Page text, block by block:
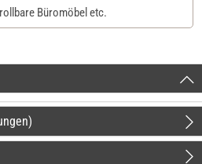
rollbare Büromöbel etc.